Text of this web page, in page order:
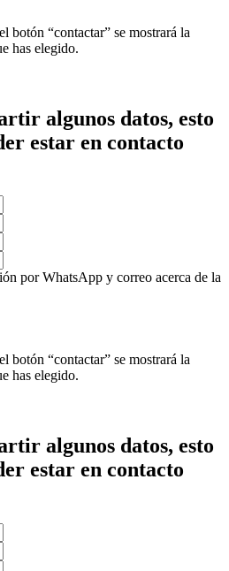
botón “contactar” se mostrará la
has elegido.
algunos datos, esto
estar en contacto
por WhatsApp y correo acerca de la
botón “contactar” se mostrará la
has elegido.
algunos datos, esto
estar en contacto